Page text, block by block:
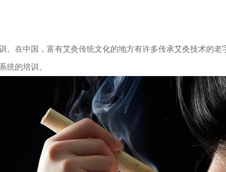
。在中国，富有艾灸传统文化的地方有许多传承艾灸技术的
统的培训。